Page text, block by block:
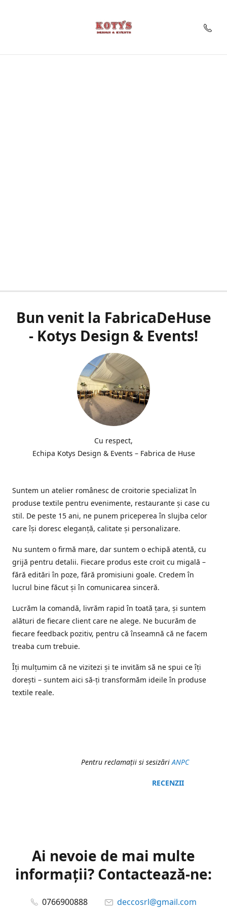
Bun venit la FabricaDeHuse
- Kotys Design & Events!
Cu respect,
Echipa Kotys Design & Events – Fabrica de Huse
Suntem un atelier românesc de croitorie specializat în
produse textile pentru evenimente, restaurante și case cu
stil. De peste 15 ani, ne punem priceperea în slujba celor
care își doresc eleganță, calitate și personalizare.
Nu suntem o firmă mare, dar suntem o echipă atentă, cu
grijă pentru detalii. Fiecare produs este croit cu migală –
fără editări în poze, fără promisiuni goale. Credem în
lucrul bine făcut și în comunicarea sinceră.
Lucrăm la comandă, livrăm rapid în toată țara, și suntem
alături de fiecare client care ne alege. Ne bucurăm de
fiecare feedback pozitiv, pentru că înseamnă că ne facem
treaba cum trebuie.
Îți mulțumim că ne vizitezi și te invităm să ne spui ce îți
dorești – suntem aici să-ți transformăm ideile în produse
textile reale.
Pentru reclamaţii si sesizăriANPC
RECENZII
Ai nevoie de mai multe
informații? Contactează-ne:
0766900888 deccosrl@gmail.com